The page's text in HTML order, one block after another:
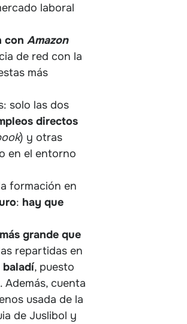
laboral
con Amazon
de red con la
más
solo las dos
directos
) y otras
en el entorno
formación en
: hay que
grande que
repartidas en
baladí, puesto
cuenta
usada de la
de Juslibol y